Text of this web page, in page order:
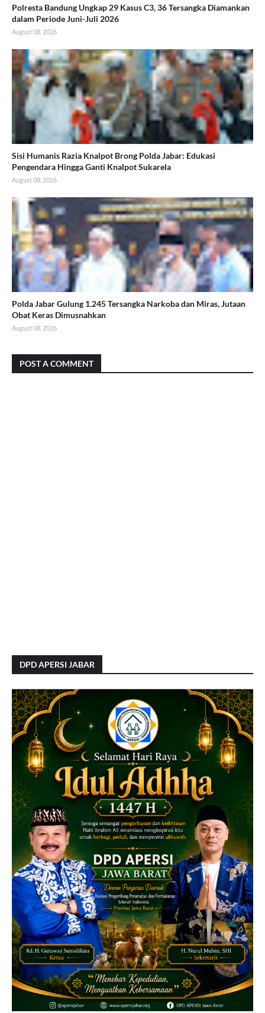
Polresta Bandung Ungkap 29 Kasus C3, 36 Tersangka Diamankan
dalam Periode Juni-Juli 2026
August 08, 2026
Sisi Humanis Razia Knalpot Brong Polda Jabar: Edukasi
Pengendara Hingga Ganti Knalpot Sukarela
August 08, 2026
Polda Jabar Gulung 1.245 Tersangka Narkoba dan Miras, Jutaan
Obat Keras Dimusnahkan
August 08, 2026
POST A COMMENT
DPD APERSI JABAR